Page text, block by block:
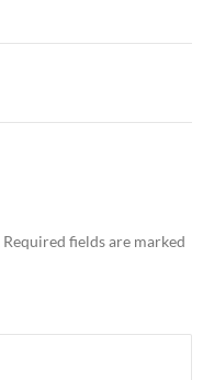
Required fields are marked